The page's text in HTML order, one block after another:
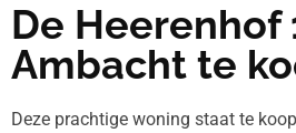
De Heerenhof
Ambacht te
Deze prachtige woning staat te